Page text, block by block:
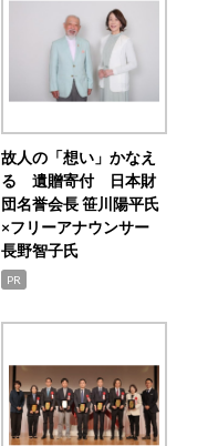
故人の「想い」かなえ
る 遺贈寄付 日本財
団名誉会長 笹川陽平氏
×フリーアナウンサー
長野智子氏
PR